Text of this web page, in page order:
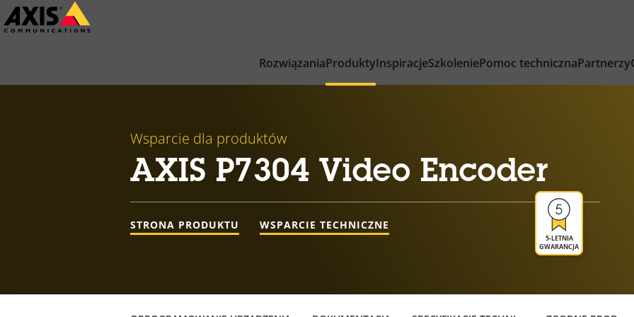
Przejdź
do
RozwiązaniaProduktyInspiracjeSzkoleniePomoc technicznaPartnerzy
Wsparcie dla produktów
AXIS P7304 Video Encoder
5-LETNIA
GWARANCJA
STRONA PRODUKTU WSPARCIE TECHNICZNE